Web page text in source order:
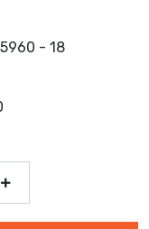
- 18